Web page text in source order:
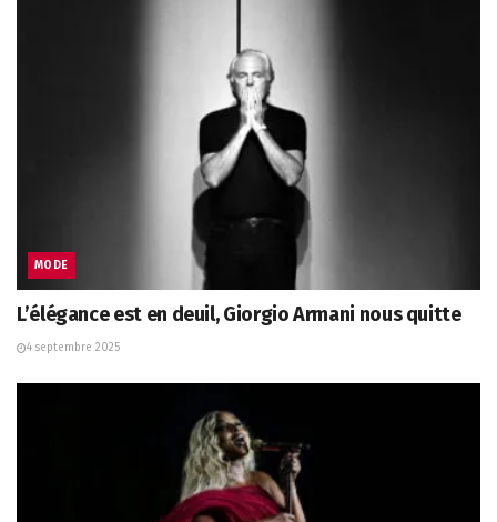
MODE
L’élégance est en deuil, Giorgio Armani nous quitte
4 septembre 2025